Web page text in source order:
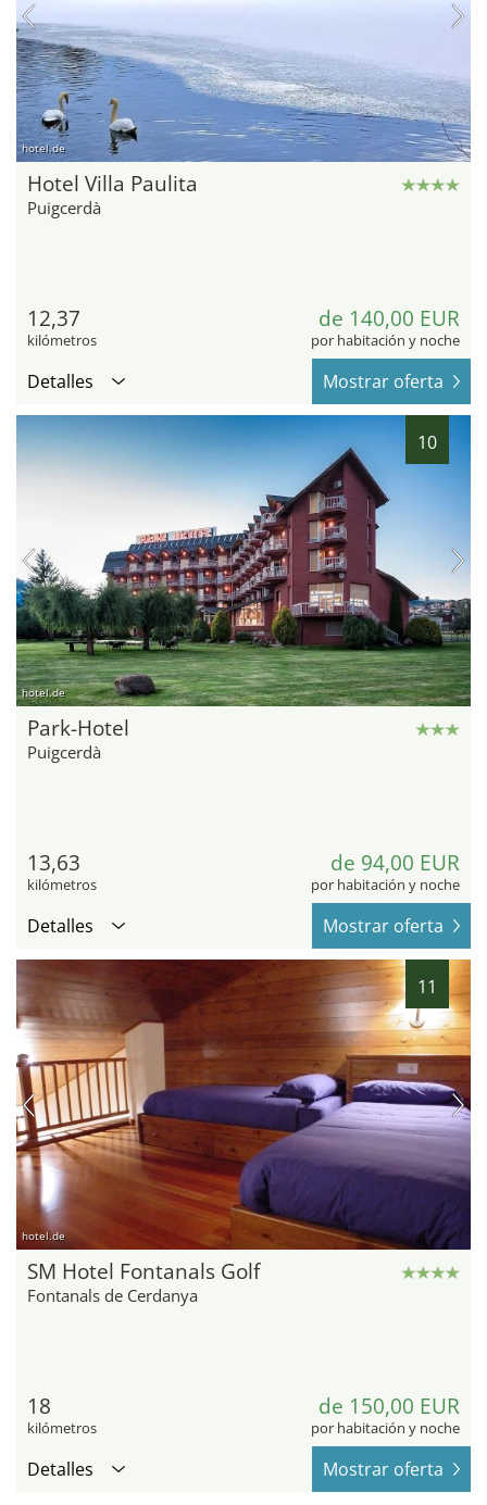
hotel.de
Hotel Villa Paulita
Puigcerdà
12,37
kilómetros
de 140,00 EUR
por habitación y noche
Detalles Mostrar oferta
10
hotel.de
Park-Hotel
Puigcerdà
13,63
kilómetros
de 94,00 EUR
por habitación y noche
Detalles Mostrar oferta
11
hotel.de
SM Hotel Fontanals Golf
Fontanals de Cerdanya
18
kilómetros
de 150,00 EUR
por habitación y noche
Detalles Mostrar oferta